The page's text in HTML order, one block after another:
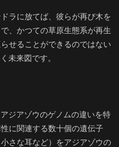
ラに放てば、彼らが再び木を
、かつての草原生態系が再生
せることができるのではない
未来図です。
ジアゾウのゲノムの違いを特
に関連する数十個の遺伝子
さな耳など）をアジアゾウの